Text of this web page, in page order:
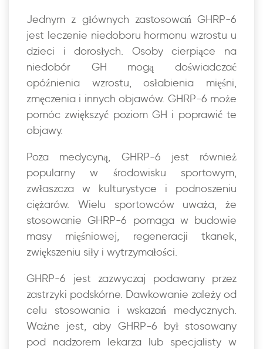
Jednym z głównych zastosowań GHRP-6
jest leczenie niedoboru hormonu wzrostu u
dzieci i dorosłych. Osoby cierpiące na
niedobór GH mogą doświadczać
opóźnienia wzrostu, osłabienia mięśni,
zmęczenia i innych objawów. GHRP-6 może
pomóc zwiększyć poziom GH i poprawić te
objawy.
Poza medycyną, GHRP-6 jest również
popularny w środowisku sportowym,
zwłaszcza w kulturystyce i podnoszeniu
ciężarów. Wielu sportowców uważa, że
stosowanie GHRP-6 pomaga w budowie
masy mięśniowej, regeneracji tkanek,
zwiększeniu siły i wytrzymałości.
GHRP-6 jest zazwyczaj podawany przez
zastrzyki podskórne. Dawkowanie zależy od
celu stosowania i wskazań medycznych.
Ważne jest, aby GHRP-6 był stosowany
pod nadzorem lekarza lub specjalisty w